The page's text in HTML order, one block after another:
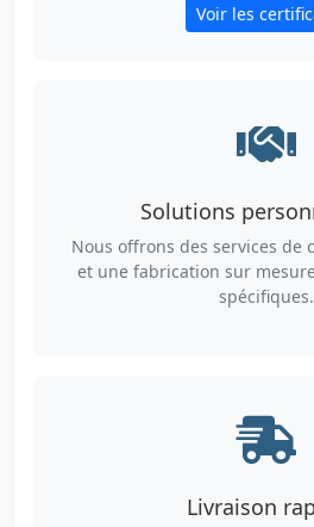
Voir les
Solutions
Nous offrons des services de
et une fabrication sur
spécifiques.
Livraison